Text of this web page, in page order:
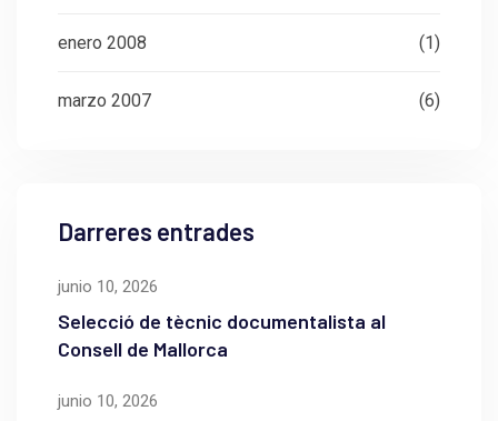
enero 2008 (1)
marzo 2007 (6)
Darreres entrades
junio 10, 2026
Selecció de tècnic documentalista al
Consell de Mallorca
junio 10, 2026